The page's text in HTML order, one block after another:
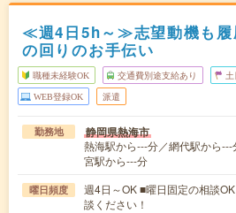
≪週4日5h～≫志望動機も履
の回りのお手伝い
職種未経験OK 交通費別途支給あり
WEB登録OK 派遣
勤務地 静岡県熱海市
熱海駅から---分／網代駅から
宮駅から---分
曜日頻度
週4日～OK ■曜日固定の相談
談ください！